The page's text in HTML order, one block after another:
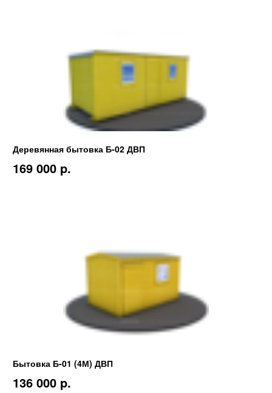
Деревянная бытовка Б-02 ДВП
169 000 p.
Бытовка Б-01 (4М) ДВП
136 000 p.